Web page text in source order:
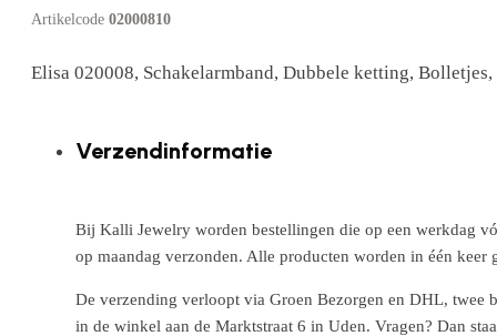
Artikelcode 02000810
Elisa 020008, Schakelarmband, Dubbele ketting, Bolletjes,
Verzendinformatie
Bij Kalli Jewelry worden bestellingen die op een werkdag
op maandag verzonden. Alle producten worden in één
De verzending verloopt via Groen Bezorgen en DHL, twee
in de winkel aan de Marktstraat 6 in Uden. Vragen? Dan